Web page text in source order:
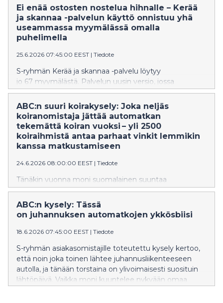
toteutettu pakkausuudistus vähentää pakkauksissa
käytetyn muovin määrää vuositasolla yli 34 000 kg.
Tämä vastaa yhteensä yli 1,6 miljoonaa muovikassia.
Ei enää ostosten nostelua hihnalle – Kerää
ja skannaa -palvelun käyttö onnistuu yhä
useammassa myymälässä omalla
puhelimella
25.6.2026 07:45:00 EEST | Tiedote
S-ryhmän Kerää ja skannaa -palvelu löytyy
jo 67 myymälästä. Palvelun uusin versio, jossa
skannaus tehdään omalla puhelimella, on
käytössä 7 myymälässä. Mobiili Kerää ja skannaa -
palvelu toimii S-ostoslista-sovelluksessa, joka tarjoaa
asiakkaille muitakin arkea helpottavia ominaisuuksia.
ABC:n suuri koirakysely: Joka neljäs
koiranomistaja jättää automatkan
tekemättä koiran vuoksi – yli 2500
koiraihmistä antaa parhaat vinkit lemmikin
kanssa matkustamiseen
24.6.2026 08:00:00 EEST | Tiedote
Tänäkin vuonna moni suomalainen suuntaa
kesälomamatkalle koiransa kanssa. ABC:n tuoreen
kyselytutkimuksen mukaan lemmikin kanssa
matkustaminen vaatii tarkkaa ennakkosuunnittelua.
Vastaajien mukaan Suomen teillä suurimpia haasteita
ovat lemmikille sopivien taukopaikkojen vähyys, minkä
tarttunut tähän tarpeeseen ja tuonut asemilleen
entistä enemmän koiraystävällisiä palveluita.
ABC:n kysely: Tässä
on juhannuksen automatkojen ykkösbiisi
18.6.2026 07:45:00 EEST | Tiedote
S-ryhmän asiakasomistajille toteutettu kysely kertoo,
että noin joka toinen lähtee juhannusliikenteeseen
autolla, ja tänään torstaina on ylivoimaisesti suosituin
lähtöpäivä. Vaikka moni kuuntelee nykyään omaa